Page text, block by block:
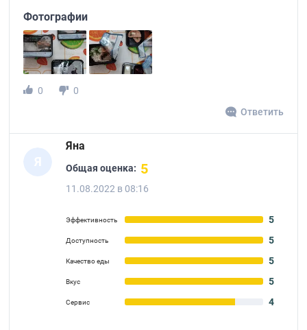
Фотографии
0
0
Ответить
Я
Яна
Общая оценка: 5
11.08.2022 в 08:16
Эффективность 5
Доступность 5
Качество еды 5
Вкус 5
Сервис 4